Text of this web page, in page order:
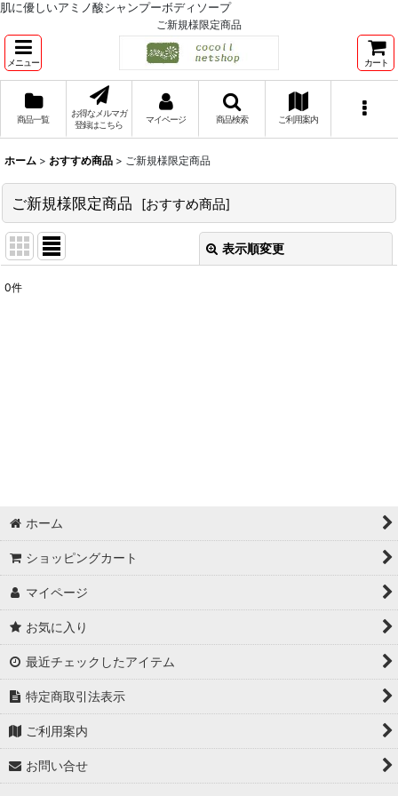
肌に優しいアミノ酸シャンプーボディソープ
ご新規様限定商品
メニュー カート
商品一覧
お得なメルマガ
登録はこちら
マイページ 商品検索 ご利用案内
ホーム > おすすめ商品 > ご新規様限定商品
ご新規様限定商品 [おすすめ商品]
表示順変更
0件
ホーム
ショッピングカート
マイページ
お気に入り
最近チェックしたアイテム
特定商取引法表示
ご利用案内
お問い合せ